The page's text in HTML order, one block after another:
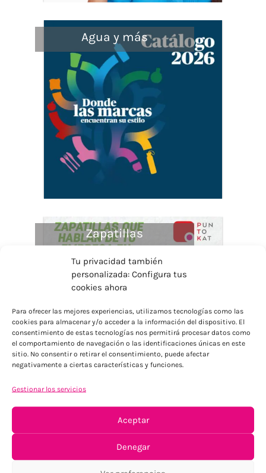
Tu privacidad también
personalizada: Configura tus
cookies ahora
Para ofrecer las mejores experiencias, utilizamos tecnologías como las
cookies para almacenar y/o acceder a la información del dispositivo. El
consentimiento de estas tecnologías nos permitirá procesar datos como
el comportamiento de navegación o las identificaciones únicas en este
sitio. No consentir o retirar el consentimiento, puede afectar
negativamente a ciertas características y funciones.
Gestionar los servicios
Aceptar
Denegar
Agua y más
Zapatillas
Qué encontrarás en
nuestros catálogos 2026